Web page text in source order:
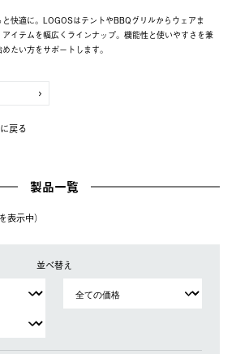
快適に。LOGOSはテントやBBQグリルからウェアま
イテムを幅広くラインナップ。機能性と使いやすさを兼
たい方をサポートします。
戻る
製品一覧
⽰中）
並べ替え